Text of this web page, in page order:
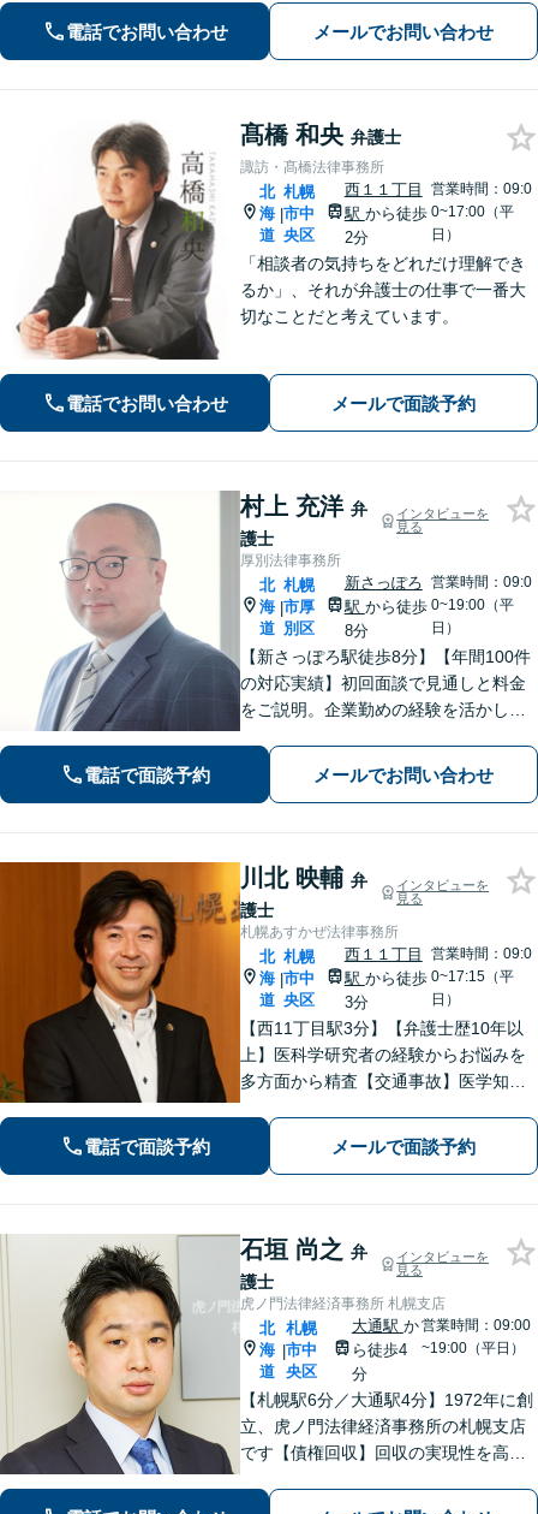
電話でお問い合わせ メールでお問い合わせ
髙橋 和央 弁護士
諏訪・髙橋法律事務所
北
海
道
|
札幌
市中
央区
西１１丁目
駅 から徒歩
2分
営業時間：09:0
0~17:00（平
日）
「相談者の気持ちをどれだけ理解でき
るか」、それが弁護士の仕事で一番大
切なことだと考えています。
電話でお問い合わせ メールで面談予約
村上 充洋 弁
護士
インタビューを
見る
厚別法律事務所
北
海
道
|
札幌
市厚
別区
新さっぽろ
駅 から徒歩
8分
営業時間：09:0
0~19:00（平
日）
【新さっぽろ駅徒歩8分】【年間100件
の対応実績】初回面談で見通しと料金
をご説明。企業勤めの経験を活かし、
【Web面談可】オンライン相談対応も
しております。
電話で面談予約 メールでお問い合わせ
川北 映輔 弁
護士
インタビューを
見る
札幌あすかぜ法律事務所
北
海
道
|
札幌
市中
央区
西１１丁目
駅 から徒歩
3分
営業時間：09:0
0~17:15（平
日）
【西11丁目駅3分】【弁護士歴10年以
上】医科学研究者の経験からお悩みを
多方面から精査【交通事故】医学知識
償額を立証【借金・債務整理】個人・
法人可。最近の傾向や破産管財人の経
電話で面談予約 メールで面談予約
石垣 尚之 弁
護士
インタビューを
見る
虎ノ門法律経済事務所 札幌支店
北
海
道
|
札幌
市中
央区
大通駅 か
ら徒歩4
分
営業時間：09:00
~19:00（平日）
【札幌駅6分／大通駅4分】1972年に創
立、虎ノ門法律経済事務所の札幌支店
です【債権回収】回収の実現性を高め
けます【労働・雇用】労使双方の対応